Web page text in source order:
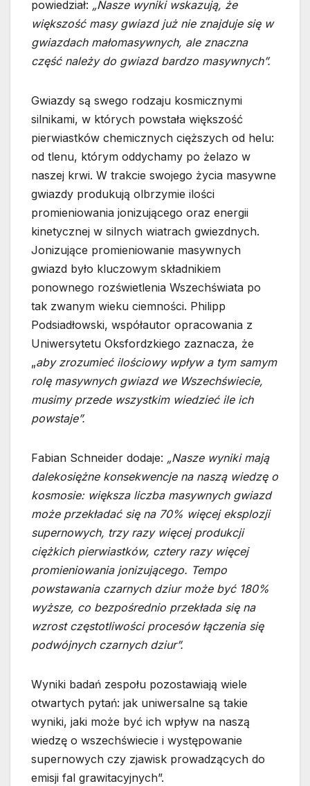
powiedział: „Nasze wyniki wskazują, że
większość masy gwiazd już nie znajduje się w
gwiazdach małomasywnych, ale znaczna
część należy do gwiazd bardzo masywnych”.
Gwiazdy są swego rodzaju kosmicznymi
silnikami, w których powstała większość
pierwiastków chemicznych cięższych od helu:
od tlenu, którym oddychamy po żelazo w
naszej krwi. W trakcie swojego życia masywne
gwiazdy produkują olbrzymie ilości
promieniowania jonizującego oraz energii
kinetycznej w silnych wiatrach gwiezdnych.
Jonizujące promieniowanie masywnych
gwiazd było kluczowym składnikiem
ponownego rozświetlenia Wszechświata po
tak zwanym wieku ciemności. Philipp
Podsiadłowski, współautor opracowania z
Uniwersytetu Oksfordzkiego zaznacza, że
„aby zrozumieć ilościowy wpływ a tym samym
rolę masywnych gwiazd we Wszechświecie,
musimy przede wszystkim wiedzieć ile ich
powstaje”.
Fabian Schneider dodaje: „Nasze wyniki mają
dalekosiężne konsekwencje na naszą wiedzę o
kosmosie: większa liczba masywnych gwiazd
może przekładać się na 70% więcej eksplozji
supernowych, trzy razy więcej produkcji
ciężkich pierwiastków, cztery razy więcej
promieniowania jonizującego. Tempo
powstawania czarnych dziur może być 180%
wyższe, co bezpośrednio przekłada się na
wzrost częstotliwości procesów łączenia się
podwójnych czarnych dziur”.
Wyniki badań zespołu pozostawiają wiele
otwartych pytań: jak uniwersalne są takie
wyniki, jaki może być ich wpływ na naszą
wiedzę o wszechświecie i występowanie
supernowych czy zjawisk prowadzących do
emisji fal grawitacyjnych”.